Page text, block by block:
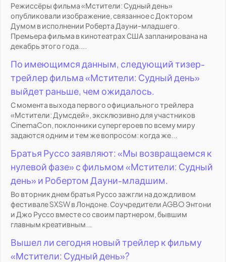
Режиссёры фильма «Мстители: Судный день»
опубликовали изображение, связанное с Доктором
Думом в исполнении Роберта Дауни-младшего.
Премьера фильма в кинотеатрах США запланирована на
декабрь этого года....
По имеющимся данным, следующий тизер-
трейлер фильма «Мстители: Судный день»
выйдет раньше, чем ожидалось.
С момента выхода первого официального трейлера
«Мстители: Думсдей», эксклюзивно для участников
CinemaCon, поклонники супергероев по всему миру
задаются одним и тем же вопросом: когда же...
Братья Руссо заявляют: «Мы возвращаемся к
нулевой фазе» с фильмом «Мстители: Судный
день» и Робертом Дауни-младшим.
Во вторник днем братья Руссо зажгли на дождливом
фестивале SXSW в Лондоне. Соучредители AGBO Энтони
и Джо Руссо вместе со своим партнером, бывшим
главным креативным...
Вышел ли сегодня новый трейлер к фильму
«Мстители: Судный день»?